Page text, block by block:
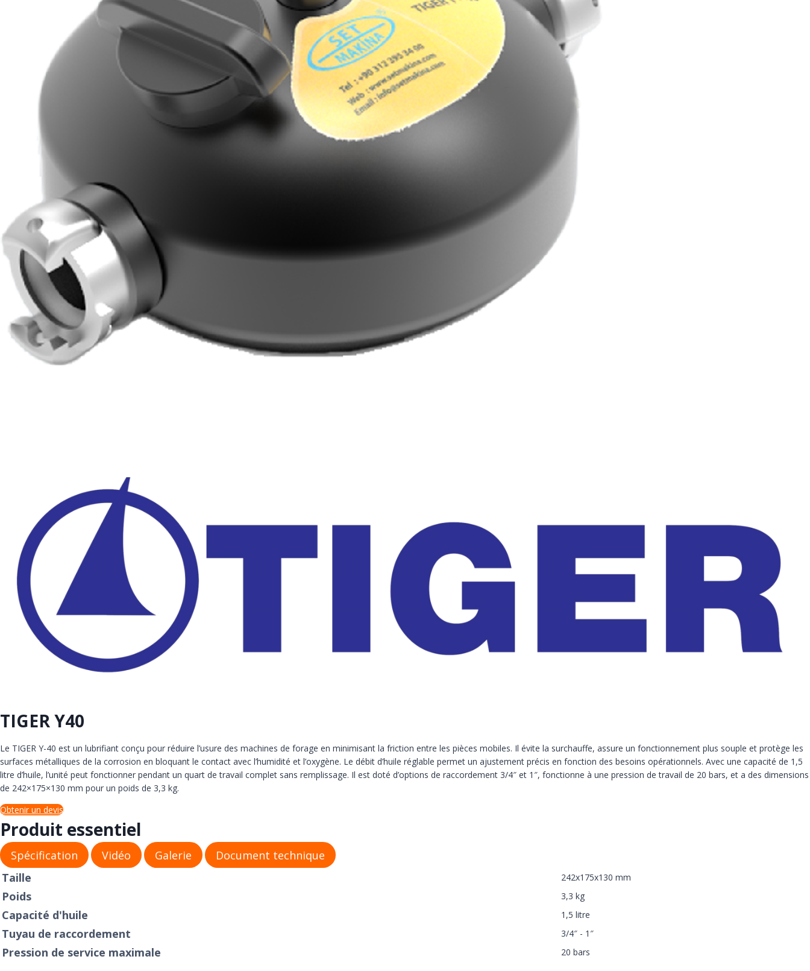
TIGER Y40
Le TIGER Y-40 est un lubrifiant conçu pour réduire l’usure des machines de forage en minimisant la friction entre les pièces mobiles. Il évite la surchauffe, assure un fonctionnement plus souple et protège les
surfaces métalliques de la corrosion en bloquant le contact avec l’humidité et l’oxygène. Le débit d’huile réglable permet un ajustement précis en fonction des besoins opérationnels. Avec une capacité de 1,5
litre d’huile, l’unité peut fonctionner pendant un quart de travail complet sans remplissage. Il est doté d’options de raccordement 3/4″ et 1″, fonctionne à une pression de travail de 20 bars, et a des dimensions
de 242×175×130 mm pour un poids de 3,3 kg.
Obtenir un devis
Produit essentiel
Spécification Vidéo Galerie
Document technique
Taille
242x175x130 mm
Poids 3,3 kg
Capacité d'huile 1,5 litre
Tuyau de raccordement 3/4″ - 1″
Pression de service maximale 20 bars